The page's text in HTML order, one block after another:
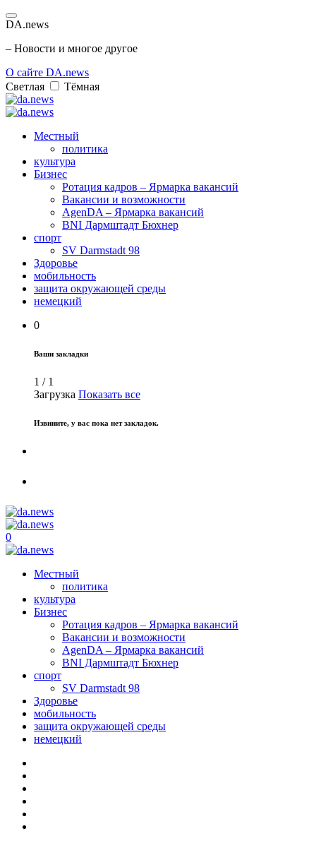
DA.news
– Новости и многое другое
О сайте DA.news
Светлая
Тёмная
Местный
политика
культура
Бизнес
Ротация кадров – Ярмарка вакансий
Вакансии и возможности
AgenDA – Ярмарка вакансий
BNI Дармштадт Бюхнер
спорт
SV Darmstadt 98
Здоровье
мобильность
защита окружающей среды
немецкий
0
Ваши закладки
1 / 1
Загрузка Показать все
Извините, у вас пока нет закладок.
0
Местный
политика
культура
Бизнес
Ротация кадров – Ярмарка вакансий
Вакансии и возможности
AgenDA – Ярмарка вакансий
BNI Дармштадт Бюхнер
спорт
SV Darmstadt 98
Здоровье
мобильность
защита окружающей среды
немецкий